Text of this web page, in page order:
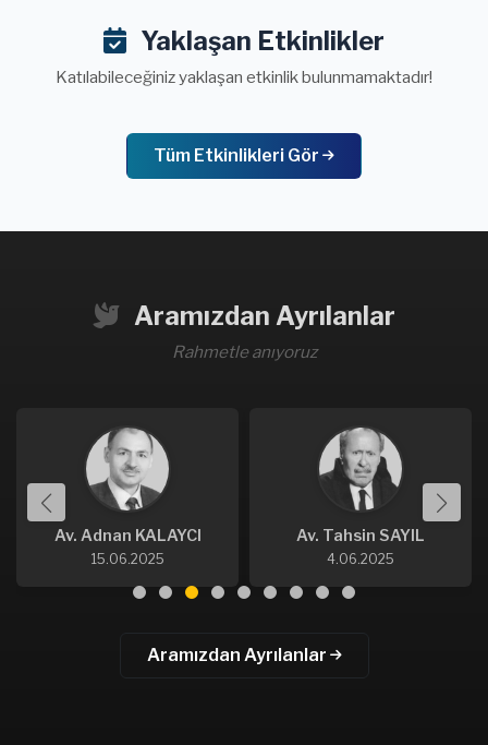
Yaklaşan Etkinlikler
Katılabileceğiniz yaklaşan etkinlik bulunmamaktadır!
Tüm Etkinlikleri Gör
Aramızdan Ayrılanlar
Rahmetle anıyoruz
Av. Adnan KALAYCI
15.06.2025
Av. Tahsin SAYIL
4.06.2025
Aramızdan Ayrılanlar